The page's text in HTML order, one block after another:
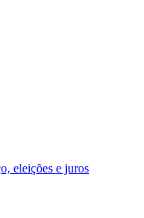
eleições e juros